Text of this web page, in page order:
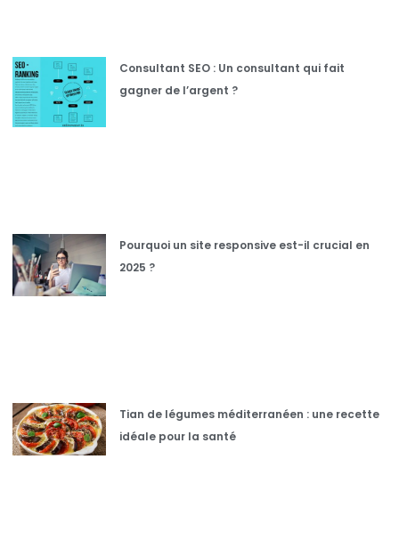
Consultant SEO : Un consultant qui fait
gagner de l’argent ?
Pourquoi un site responsive est-il crucial en
2025 ?
Tian de légumes méditerranéen : une recette
idéale pour la santé